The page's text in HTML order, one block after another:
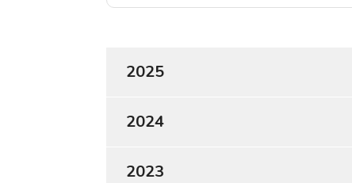
2025
2024
2023